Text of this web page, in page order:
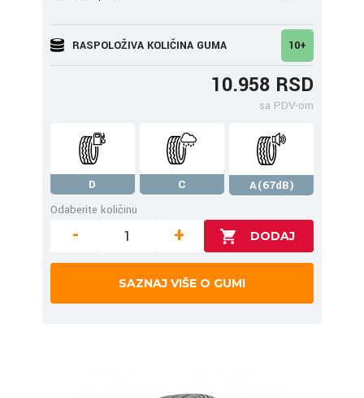
RASPOLOŽIVA KOLIČINA GUMA 10+
10.958 RSD
sa PDV-om
D C
A(67dB)
Odaberite količinu
- +
SAZNAJ VIŠE O GUMI